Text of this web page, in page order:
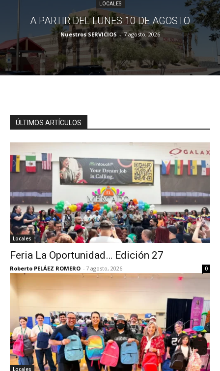
LOCALES
A PARTIR DEL LUNES 10 DE AGOSTO
Nuestros SERVICIOS - 7 agosto, 2026
ÚLTIMOS ARTÍCULOS
Locales
Feria La Oportunidad… Edición 27
Roberto PELÁEZ ROMERO - 7 agosto, 2026 0
Locales